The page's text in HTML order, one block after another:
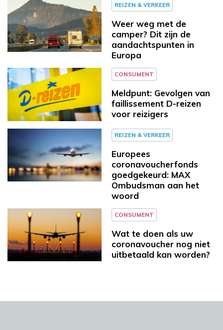
REIZEN & VERKEER
Weer weg met de
camper? Dit zijn de
aandachtspunten in
Europa
CONSUMENT
Meldpunt: Gevolgen van
faillissement D-reizen
voor reizigers
REIZEN & VERKEER
Europees
coronavoucherfonds
goedgekeurd: MAX
Ombudsman aan het
woord
CONSUMENT
Wat te doen als uw
coronavoucher nog niet
uitbetaald kan worden?